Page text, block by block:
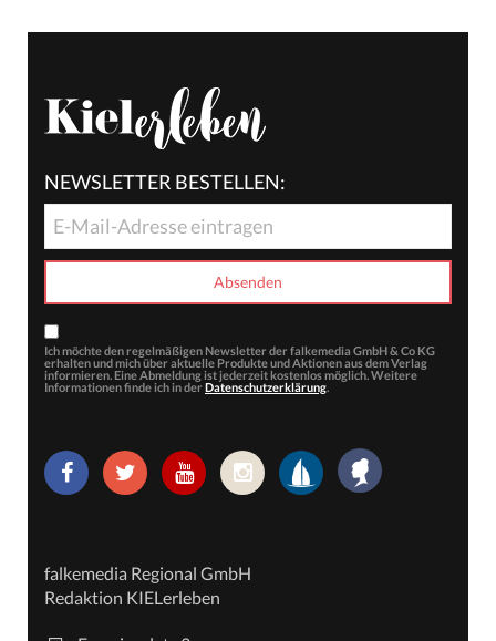
NEWSLETTER BESTELLEN:
Ich möchte den regelmäßigen Newsletter der falkemedia GmbH & Co KG
erhalten und mich über aktuelle Produkte und Aktionen aus dem Verlag
informieren. Eine Abmeldung ist jederzeit kostenlos möglich. Weitere
Informationen finde ich in der Datenschutzerklärung.
falkemedia Regional GmbH
Redaktion KIELerleben